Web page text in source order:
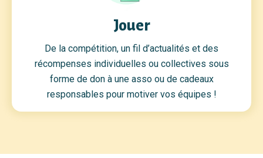
Jouer
De la compétition, un fil d’actualités et des
récompenses individuelles ou collectives sous
forme de don à une asso ou de cadeaux
responsables pour motiver vos équipes !